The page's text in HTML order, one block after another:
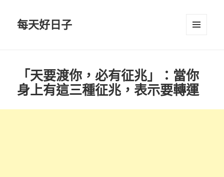
每天好日子
「天要渡你，必有征兆」：當你
身上有這三種征兆，表示要轉運